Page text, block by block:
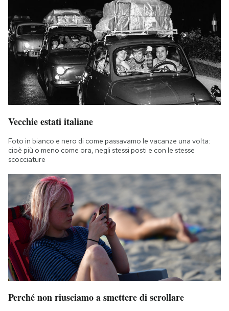
Vecchie estati italiane
Foto in bianco e nero di come passavamo le vacanze una volta:
cioè più o meno come ora, negli stessi posti e con le stesse
scocciature
Perché non riusciamo a smettere di scrollare